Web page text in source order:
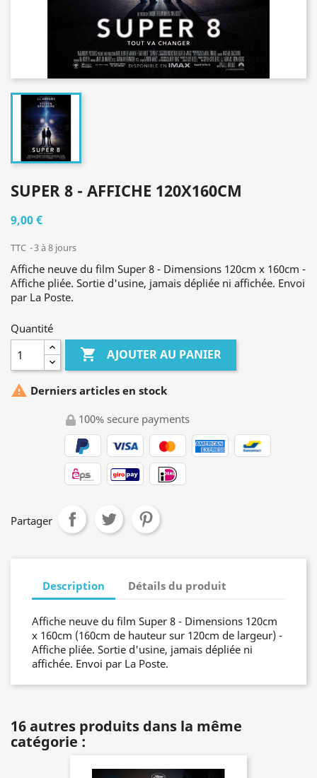
SUPER 8 - AFFICHE 120X160CM
9,00 €
TTC 3 à 8 jours
Affiche neuve du film Super 8 - Dimensions 120cm x 160cm -
Affiche pliée. Sortie d'usine, jamais dépliée ni affichée. Envoi
par La Poste.
Quantité
 AJOUTER AU PANIER
 Derniers articles en stock
100% secure payments
Partager
Description Détails du produit
Affiche neuve du film Super 8 - Dimensions 120cm
x 160cm (160cm de hauteur sur 120cm de largeur) -
Affiche pliée. Sortie d'usine, jamais dépliée ni
affichée. Envoi par La Poste.
16 autres produits dans la même
catégorie :